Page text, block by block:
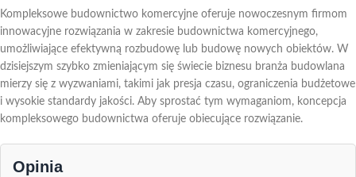
Kompleksowe budownictwo komercyjne oferuje nowoczesnym firmom
innowacyjne rozwiązania w zakresie budownictwa komercyjnego,
umożliwiające efektywną rozbudowę lub budowę nowych obiektów. W
dzisiejszym szybko zmieniającym się świecie biznesu branża budowlana
mierzy się z wyzwaniami, takimi jak presja czasu, ograniczenia budżetowe
i wysokie standardy jakości. Aby sprostać tym wymaganiom, koncepcja
kompleksowego budownictwa oferuje obiecujące rozwiązanie.
Opinia